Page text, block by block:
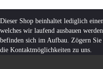
Dieser Shop beinhaltet lediglich
welches wir laufend ausbauen
befinden sich im Aufbau. Zögern
die Kontaktmöglichkeiten zu uns.